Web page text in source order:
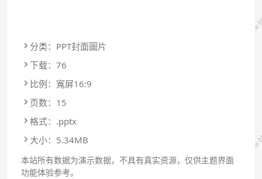
分类：PPT封面圖片
下载：76
比例：寬屏16:9
页数：15
格式：.pptx
大小：5.34MB
本站所有数据为演示数据，不具有真实资源，仅供主题界面
功能体验参考。